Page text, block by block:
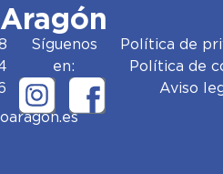
Síguenos
en:
Política de
Política de
Aviso